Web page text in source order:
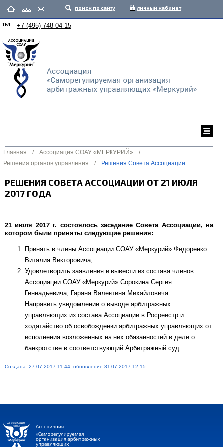
поиск по сайту личный кабинет
ТЕЛ. +7 (495) 748-04-15
Главная / Ассоциация СОАУ «МЕРКУРИЙ»
/
Решения органов управления
/ Решения Совета Ассоциации
РЕШЕНИЯ СОВЕТА АССОЦИАЦИИ ОТ 21 ИЮЛЯ
2017 ГОДА
21 июля 2017 г. состоялось заседание Совета Ассоциации, на
котором были приняты следующие решения:
Принять в члены Ассоциации СОАУ «Меркурий» Федоренко
Виталия Викторовича;
Удовлетворить заявления и вывести из состава членов
Ассоциации СОАУ «Меркурий» Сорокина Сергея
Геннадьевича, Гарана Валентина Михайловича.
Направить уведомление о выводе арбитражных
управляющих из состава Ассоциации в Росреестр и
ходатайство об освобождении арбитражных управляющих от
исполнения возложенных на них обязанностей в деле о
банкротстве в соответствующий Арбитражный суд.
Создана: 27.07.2017 11:44, обновление 31.07.2017 12:15